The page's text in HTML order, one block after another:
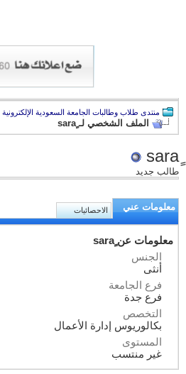
منتدى طلاب وطالبات الجامعة السعودية الإلكترونية >
الملف الشخصي لـ ٍsara
طالب جديد
معلومات عني الاحصائيات
معلومات عن ٍsara
الجنس
أنثى
فرع الجامعة
فرع جدة
التخصص
بكالوريوس إدارة الأعمال
المستوى
غير منتسب